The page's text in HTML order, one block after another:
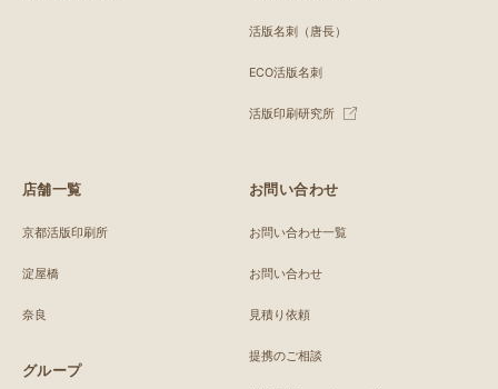
活版名刺（唐長）
ECO活版名刺
活版印刷研究所
店舗一覧
京都活版印刷所
淀屋橋
奈良
グループ
お問い合わせ
お問い合わせ一覧
お問い合わせ
見積り依頼
提携のご相談